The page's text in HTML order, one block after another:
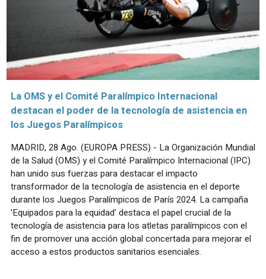
La OMS y el Comité Paralímpico Internacional
destacan el poder de la tecnología de asistencia en
los Juegos Paralímpicos
MADRID, 28 Ago. (EUROPA PRESS) - La Organización Mundial
de la Salud (OMS) y el Comité Paralímpico Internacional (IPC)
han unido sus fuerzas para destacar el impacto
transformador de la tecnología de asistencia en el deporte
durante los Juegos Paralímpicos de París 2024. La campaña
'Equipados para la equidad' destaca el papel crucial de la
tecnología de asistencia para los atletas paralímpicos con el
fin de promover una acción global concertada para mejorar el
acceso a estos productos sanitarios esenciales.